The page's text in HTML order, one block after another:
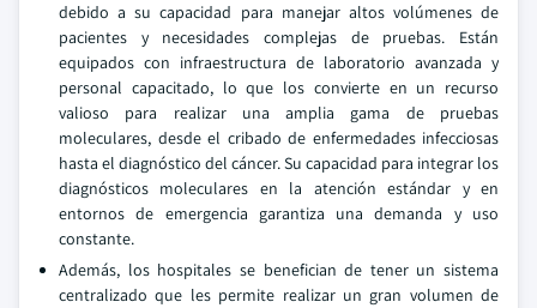
debido a su capacidad para manejar altos volúmenes de
pacientes y necesidades complejas de pruebas. Están
equipados con infraestructura de laboratorio avanzada y
personal capacitado, lo que los convierte en un recurso
valioso para realizar una amplia gama de pruebas
moleculares, desde el cribado de enfermedades infecciosas
hasta el diagnóstico del cáncer. Su capacidad para integrar los
diagnósticos moleculares en la atención estándar y en
entornos de emergencia garantiza una demanda y uso
constante.
Además, los hospitales se benefician de tener un sistema
centralizado que les permite realizar un gran volumen de